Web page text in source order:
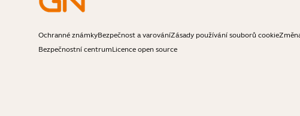
Ochranné známkyBezpečnost a varováníZásady používání souborů cookie
Bezpečnostní centrumLicence open source